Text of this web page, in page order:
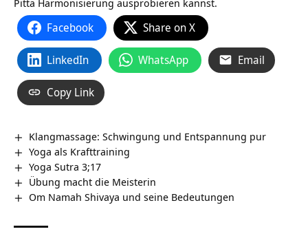
Facebook Share on X
LinkedIn WhatsApp Email
Copy Link
Klangmassage: Schwingung und Entspannung pur
Yoga als Krafttraining
Yoga Sutra 3;17
Übung macht die Meisterin
Om Namah Shivaya und seine Bedeutungen